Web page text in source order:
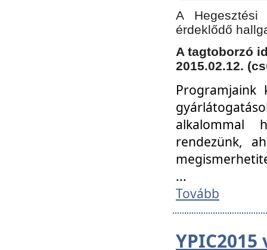
A
érdeklődő
A tagtoborzó
2015.02.12.
Programjaink
alkalommal
rendezünk,
...
Tovább
YPIC2015